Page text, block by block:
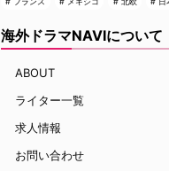
海外ドラマNAVIについて
ABOUT
ライター一覧
求人情報
お問い合わせ